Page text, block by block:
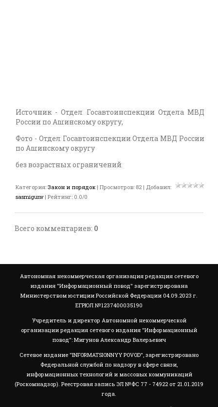
Источник - Отдел Госавтоинспекции Отдела МВД
России по Ашинскому округу,
Фото - Отдел Госавтоинспекции Отдела МВД России
по Ашинскому округу
без возрастных ограничений
Категория: Закон и порядок | Просмотров: 82 | Добавил:
sasmigunv | Рейтинг: 0.0/0
Всего комментариев: 0
Автономная некоммерческая организация редакция сетевого
издания "Информационный повод" зарегистрирована
Министерством юстиции Российской Федерации 04.09.2023 г.
ЕГРЮЛ №1237400035190
Учредитель и директор Автономной некоммерческой
организации редакция сетевого издания "Информационный
повод": Мигунов Александр Валерьевич
Сетевое издание "INFORMATSIONNYY POVOD", зарегистрировано
Федеральной службой по надзору в сфере связи,
информационных технологий и массовых коммуникаций
(Роскомнадзор). Реестровая запись ЭЛ №ФС 77 - 74922 от 21.01.2019
года.